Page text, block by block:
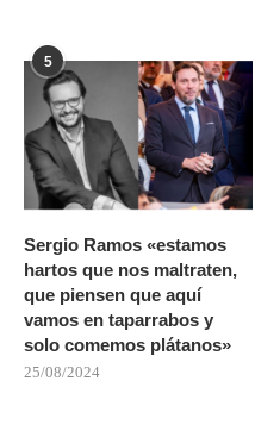
5
Sergio Ramos «estamos
hartos que nos maltraten,
que piensen que aquí
vamos en taparrabos y
solo comemos plátanos»
25/08/2024